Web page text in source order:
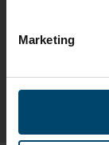
Marketing
50 mm